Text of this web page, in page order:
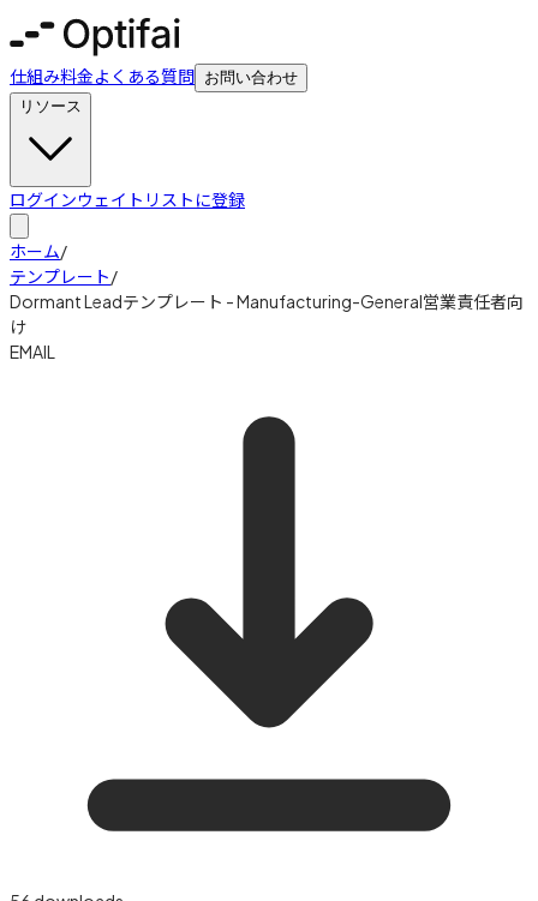
仕組み料金よくある質問 お問い合わせ
リソース
ログインウェイトリストに登録
ホーム/
テンプレート/
Dormant Leadテンプレート - Manufacturing-General営業責任者向
け
EMAIL